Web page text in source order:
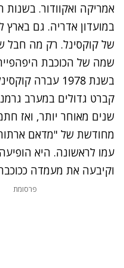
במועדון אדריה. גם
של קוקסינל. רק מה חבל
שמה של הכוכבת
בשנת 1978 עברה
קברט גדולים במערב
שנים מאוחר יותר, ואז
עמו לראשונה. היא הופיעה
וקיבעה את מעמדה
פרסומת